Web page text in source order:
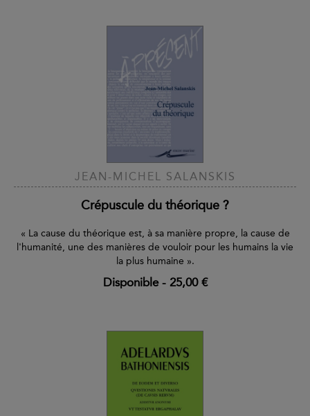
JEAN-MICHEL SALANSKIS
Crépuscule du théorique ?
« La cause du théorique est, à sa manière propre, la cause de
l'humanité, une des manières de vouloir pour les humains la vie
la plus humaine ».
Disponible- 25,00 €